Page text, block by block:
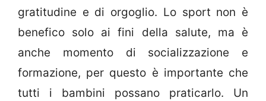
gratitudine e di orgoglio. Lo sport non è
benefico solo ai fini della salute, ma è
anche momento di socializzazione e
formazione, per questo è importante che
tutti i bambini possano praticarlo. Un